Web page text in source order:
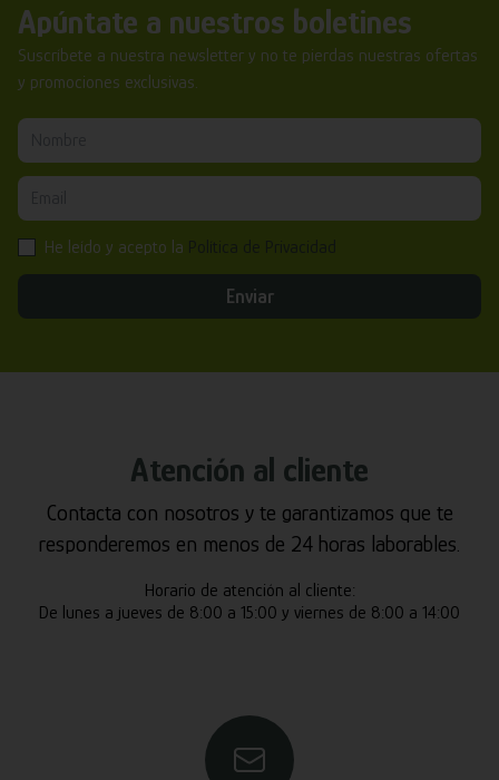
Apúntate a nuestros boletines
Suscríbete a nuestra newsletter y no te pierdas nuestras ofertas
y promociones exclusivas.
He leído y acepto la
Enviar
Atención al cliente
Contacta con nosotros y te garantizamos que te
responderemos en menos de 24 horas laborables.
Horario de atención al cliente:
De lunes a jueves de 8:00 a 15:00 y viernes de 8:00 a 14:00